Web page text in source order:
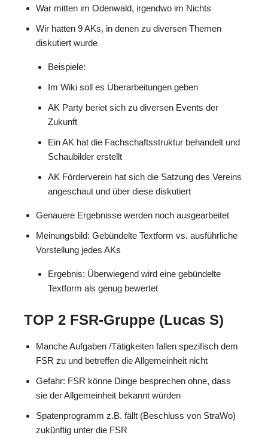
War mitten im Odenwald, irgendwo im Nichts
Wir hatten 9 AKs, in denen zu diversen Themen
diskutiert wurde
Beispiele:
Im Wiki soll es Überarbeitungen geben
AK Party beriet sich zu diversen Events der
Zukunft
Ein AK hat die Fachschaftsstruktur behandelt und
Schaubilder erstellt
AK Förderverein hat sich die Satzung des Vereins
angeschaut und über diese diskutiert
Genauere Ergebnisse werden noch ausgearbeitet
Meinungsbild: Gebündelte Textform vs. ausführliche
Vorstellung jedes AKs
Ergebnis: Überwiegend wird eine gebündelte
Textform als genug bewertet
TOP 2 FSR-Gruppe (Lucas S)
Manche Aufgaben /Tätigkeiten fallen spezifisch dem
FSR zu und betreffen die Allgemeinheit nicht
Gefahr: FSR könne Dinge besprechen ohne, dass
sie der Allgemeinheit bekannt würden
Spatenprogramm z.B. fällt (Beschluss von StraWo)
zukünftig unter die FSR